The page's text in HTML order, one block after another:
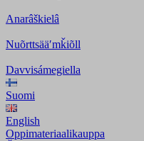
Anarâškielâ
Nuõrttsääʹmǩiõll
Davvisámegiella
Suomi
English
Oppimateriaalikauppa